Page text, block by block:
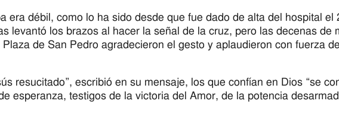
era débil, como lo ha sido desde que fue dado de alta del hospital el
levantó los brazos al hacer la señal de la cruz, pero las decenas de
de San Pedro agradecieron el gesto y aplaudieron con fuerza
resucitado”, escribió en su mensaje, los que confían en Dios “se
esperanza, testigos de la victoria del Amor, de la potencia